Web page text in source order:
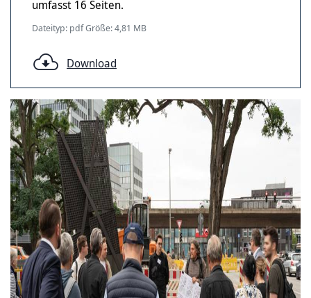
umfasst 16 Seiten.
Dateityp: pdf Größe: 4,81 MB
Download